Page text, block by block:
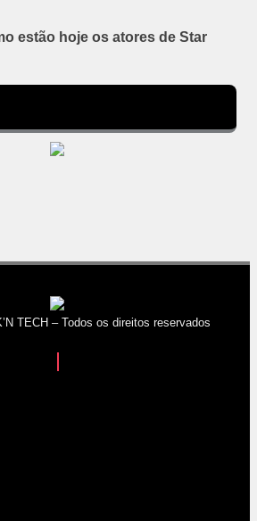
estão hoje os atores de Star
TECH – Todos os direitos reservados